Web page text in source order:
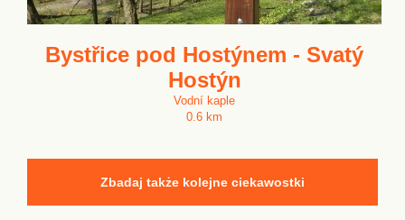
Bystřice pod Hostýnem - Svatý
Hostýn
Vodní kaple
0.6 km
Zbadaj także kolejne ciekawostki